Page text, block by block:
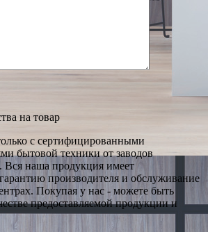
на товар
с сертифицированными
бытовой техники от заводов
Вся наша продукция имеет
производителя и обслуживание
Покупая у нас - можете быть
предоставляемой продукции и